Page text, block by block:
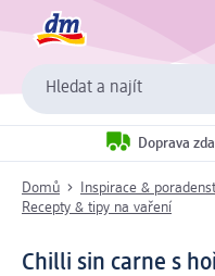
Hledat a najít
Doprava
Domů Inspirace &
Recepty & tipy na vaření
Chilli sin carne s